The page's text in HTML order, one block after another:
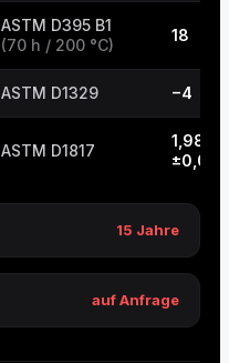
ASTM D395 B1
(70 h / 200 °C)
18
ASTM D1329 −4
ASTM D1817
1,98
±0,03
15 Jahre
auf Anfrage